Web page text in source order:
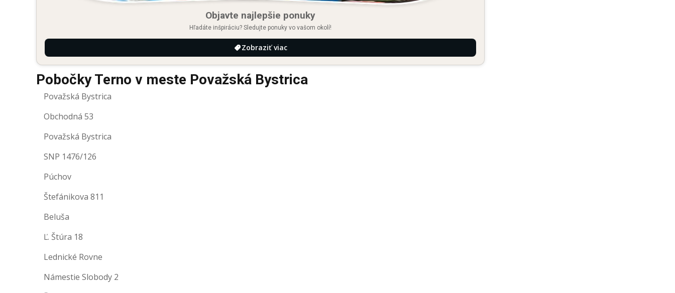
Objavte najlepšie ponuky
Hľadáte inšpiráciu? Sledujte ponuky vo vašom okolí!
Zobraziť viac
Pobočky Terno v meste Považská Bystrica
Považská Bystrica
Obchodná 53
Považská Bystrica
SNP 1476/126
Púchov
Štefánikova 811
Beluša
Ľ. Štúra 18
Lednické Rovne
Námestie Slobody 2